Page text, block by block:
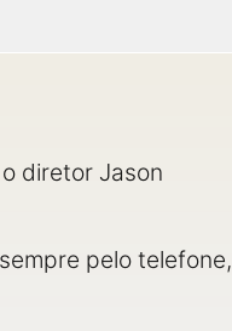
diretor Jason
pelo telefone,